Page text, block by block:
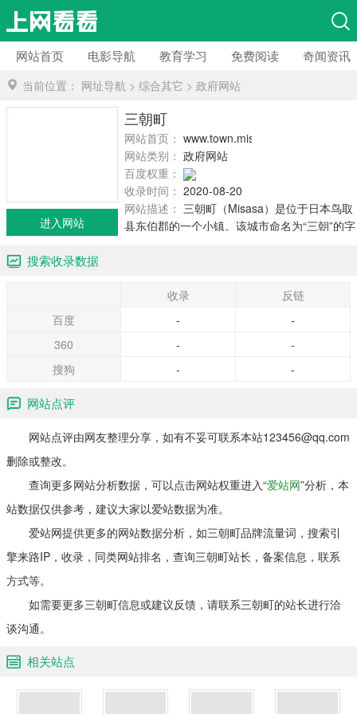
网站首页 电影导航 教育学习 免费阅读 奇闻资讯
当前位置： 网址导航 > 综合其它 > 政府网站
三朝町
网站首页： www.town.misasa.tottori.jp
网站类别： 政府网站
百度权重：
收录时间： 2020-08-20
网站描述： 三朝町（Misasa）是位于日本鸟取
县东伯郡的一个小镇。该城市命名为“三朝”的字
镇自然风光，温泉，观光，历史，酒店，新闻
进入网站
搜索收录数据
收录
反链
百度
-
-
360
-
-
搜狗
- -
网站点评
网站点评由网友整理分享，如有不妥可联系本站123456@qq.com
删除或整改。
查询更多网站分析数据，可以点击网站权重进入“爱站网”分析，本
站数据仅供参考，建议大家以爱站数据为准。
爱站网提供更多的网站数据分析，如三朝町品牌流量词，搜索引
擎来路IP，收录，同类网站排名，查询三朝町站长，备案信息，联系
方式等。
如需要更多三朝町信息或建议反馈，请联系三朝町的站长进行洽
谈沟通。
相关站点